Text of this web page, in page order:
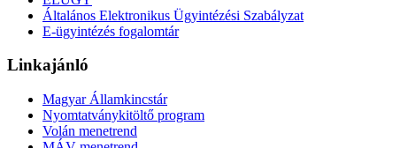
Általános Elektronikus Ügyintézési Szabályzat
E-ügyintézés fogalomtár
Linkajánló
Magyar Államkincstár
Nyomtatványkitöltő program
Volán menetrend